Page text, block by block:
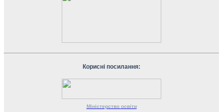
Корисні посилання:
Міністерство освіти